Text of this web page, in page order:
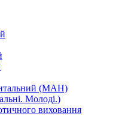
(МАН)
Молоді.)
виховання